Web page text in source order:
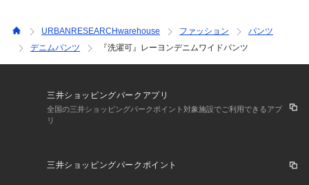
URBANRESEARCHwarehouse ファッション
パンツ
デニムパンツ
『洗濯可』レーヨンデニムワイドパンツ
三井ショッピングパークアプリ
全国の三井ショッピングパークポイント対象施設でご利用できるアプ
リ
三井ショッピングパークポイント